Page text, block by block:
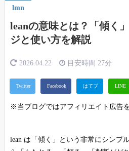
lmn
leanの意味とは？「傾く
ジと使い方を解説
2026.04.22 目安時間 27分
※当ブログではアフィリエイト広告
lean は「傾く」という非常にシンプ